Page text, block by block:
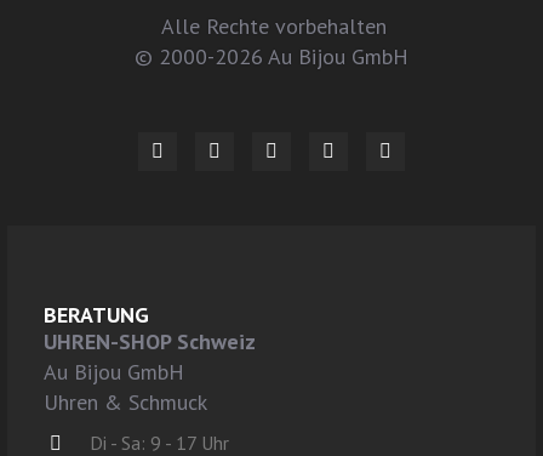
Alle Rechte vorbehalten
© 2000-2026 Au Bijou GmbH
BERATUNG
UHREN-SHOP Schweiz
Au Bijou GmbH
Uhren & Schmuck
Di - Sa: 9 - 17 Uhr